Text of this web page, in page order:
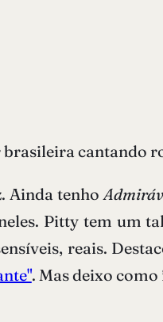
cantando
Ainda tenho
Pitty tem um
reais.
. Mas deixo